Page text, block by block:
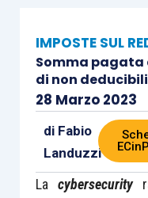
IMPOSTE SUL
Somma pagata
di non
28 Marzo 2023
di Fabio
Landuzzi
La cybersecurity